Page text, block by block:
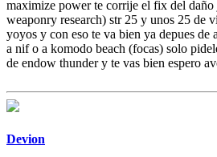
maximize power te corrije el fix del daño
weaponry research) str 25 y unos 25 de
yoyos y con eso te va bien ya depues de
a nif o a komodo beach (focas) solo
de endow thunder y te vas bien espero
Devion